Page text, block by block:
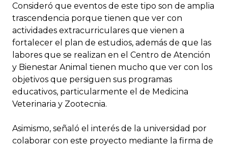
Consideró que eventos de este tipo son de amplia
trascendencia porque tienen que ver con
actividades extracurriculares que vienen a
fortalecer el plan de estudios, además de que las
labores que se realizan en el Centro de Atención
y Bienestar Animal tienen mucho que ver con los
objetivos que persiguen sus programas
educativos, particularmente el de Medicina
Veterinaria y Zootecnia.
Asimismo, señaló el interés de la universidad por
colaborar con este proyecto mediante la firma de